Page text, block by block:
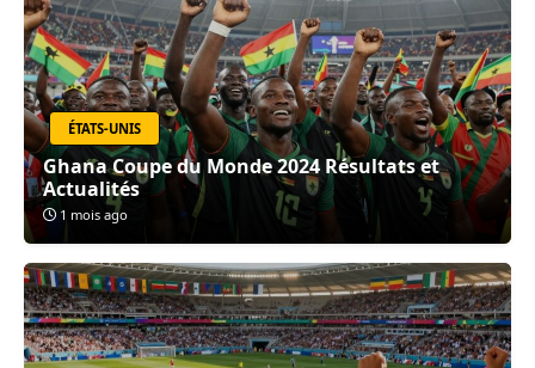
ÉTATS-UNIS
Ghana Coupe du Monde 2024 Résultats et
Actualités
1 mois ago